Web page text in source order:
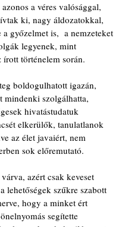
a véres valósággal,
ki, nagy áldozatokkal,
győzelmet is,  a nemzeteket
legyenek, mint
történelem során.
boldogulhatott igazán,
mindenki szolgálhatta,
hivatástudatuk
elkerülők, tanulatlanok
az élet javaiért, nem
sok előremutató.
azért csak keveset
lehetőségek szűkre szabott
hogy a minket ért
segítette